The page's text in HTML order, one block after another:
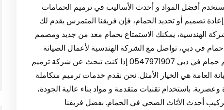
أفضل المواد و أحدث الأساليب في ترميم الحمامات
تصميم أو تجديد الحمام، فإن فريقنا المتمرس يقدم لك
الهندسية، يمكنك الاستمتاع بحمام معد من جديد ومصمم
في دبي، تواصل مع الشركة الهندسية لأعمال الصيانة
العامة للحصول على أفضل النتائج. 3. شركة ترميم حمام في دبي 0547971907 إذا كنت تبحث عن شركة ترميم
العامة هي الخيار الأمثل. نحن نقدم خدمات ترميم متكاملة
باستخدام تقنيات متقدمة و مواد بناء عالية الجودة،
أحدث الأثاث الصحي في الحمام. بفضل فريقنا